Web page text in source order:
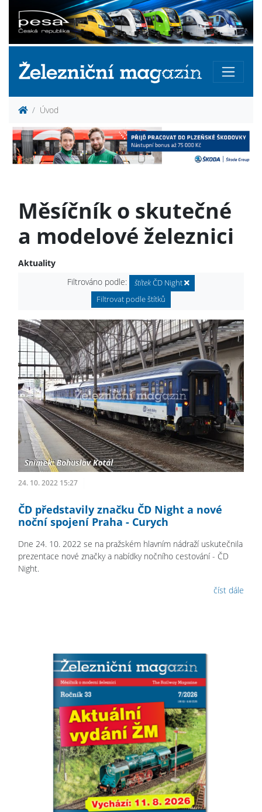
Úvod
Měsíčník o skutečné
a modelové železnici
Aktuality
Filtrováno podle:
štítekČD Night
Filtrovat podle štítků
24. 10. 2022 15:27
ČD představily značku ČD Night a nové
noční spojení Praha - Curych
Dne 24. 10. 2022 se na pražském hlavním nádraží uskutečnila
prezentace nové značky a nabídky nočního cestování - ČD
Night.
číst dále